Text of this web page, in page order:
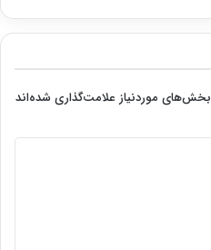
بخش‌های موردنیاز علامت‌گذاری شده‌اند